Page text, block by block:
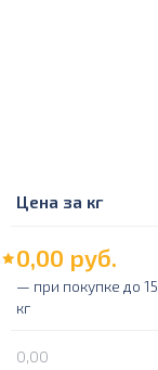
Цена за кг
0,00 руб.
— при покупке до 15
кг
0,00